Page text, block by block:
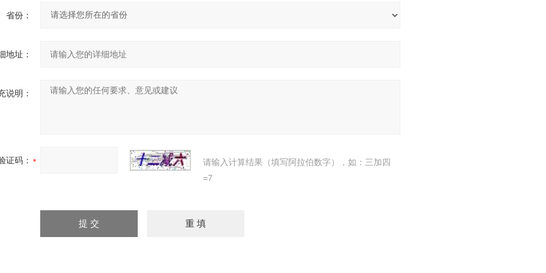
省份：
地址：
说明：
证码：
请输入计算结果（填写阿拉伯数字），如：三加四
=7